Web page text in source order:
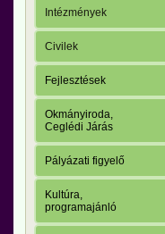
Intézmények
Civilek
Fejlesztések
Okmányiroda,
Ceglédi Járás
Pályázati figyelő
Kultúra,
programajánló